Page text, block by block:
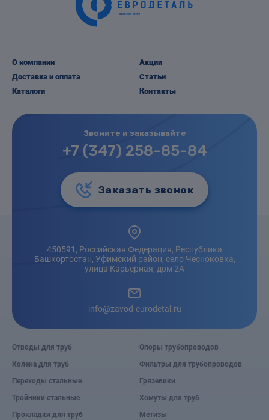
О компании
Доставка и оплата
Каталоги
Акции
Статьи
Контакты
Звоните и заказывайте
+7 (347) 258-85-84
Заказать звонок
450591, Российская Федерация, Республика
Башкортостан, Уфимский район, село Чесноковка,
улица Карьерная, дом 2А
info@zavod-eurodetal.ru
Отводы для труб
Колена для труб
Переходы стальные
Тройники стальные
Прокладки для труб
Опоры трубопроводов
Фильтры для трубопроводов
Грязевики
Хомуты для труб
Метизы